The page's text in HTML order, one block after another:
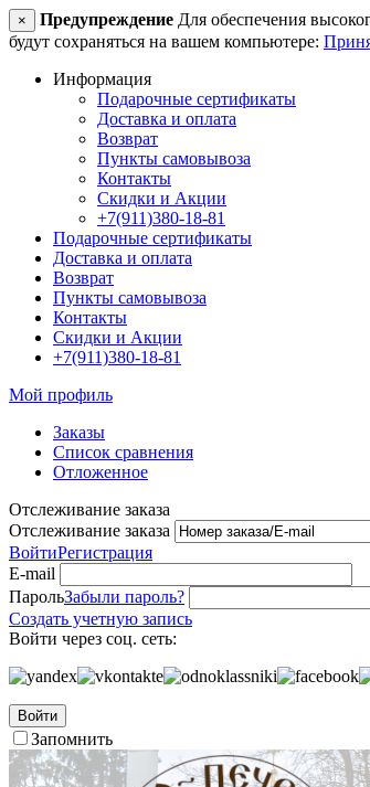
× Предупреждение Для обеспечения
будут сохраняться на вашем компьютере:
Информация
Подарочные сертификаты
Доставка и оплата
Возврат
Пункты самовывоза
Контакты
Скидки и Акции
+7(911)380-18-81
Подарочные сертификаты
Доставка и оплата
Возврат
Пункты самовывоза
Контакты
Скидки и Акции
+7(911)380-18-81
Мой профиль
Заказы
Список сравнения
Отложенное
Отслеживание заказа
Отслеживание заказа
ВойтиРегистрация
E-mail
ПарольЗабыли пароль?
Создать учетную запись
Войти через соц. сеть:
Войти
Запомнить